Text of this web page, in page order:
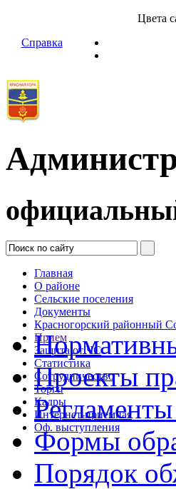
Справка
Цвета
Главная
О районе
Сельские поселения
Документы
Красногорский районный
Прием
Защита от ЧС
Статистика
Сотрудничество
Торги
Кадры
Интернет-приемная
Оф. выступления
Проекты
Формы
Порядок